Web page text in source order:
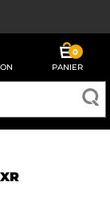
0
PANIER